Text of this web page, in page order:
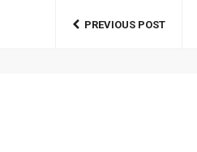
PREVIOUS POST